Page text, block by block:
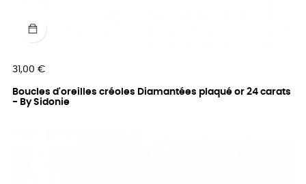
Prix
31,00 €
Boucles d'oreilles créoles Diamantées plaqué or 24 carats
- By Sidonie